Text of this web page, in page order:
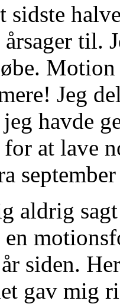
sidste
til.
Jeg
havde
at lave
aldrig
siden.
gav mig